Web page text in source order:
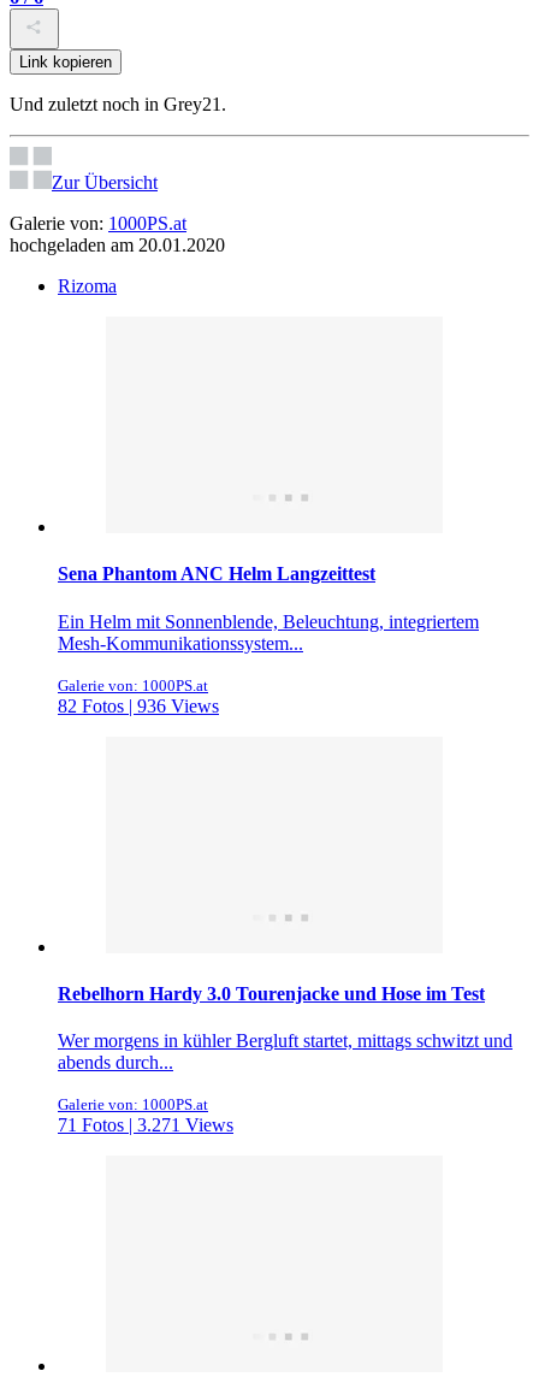
Link kopieren
Und zuletzt noch in Grey21.
Zur Übersicht
Galerie von: 1000PS.at
hochgeladen am 20.01.2020
Rizoma
Sena Phantom ANC Helm Langzeittest
Ein Helm mit Sonnenblende, Beleuchtung, integriertem
Mesh-Kommunikationssystem...
Galerie von: 1000PS.at
82 Fotos | 936 Views
Rebelhorn Hardy 3.0 Tourenjacke und Hose im Test
Wer morgens in kühler Bergluft startet, mittags schwitzt und
abends durch...
Galerie von: 1000PS.at
71 Fotos | 3.271 Views